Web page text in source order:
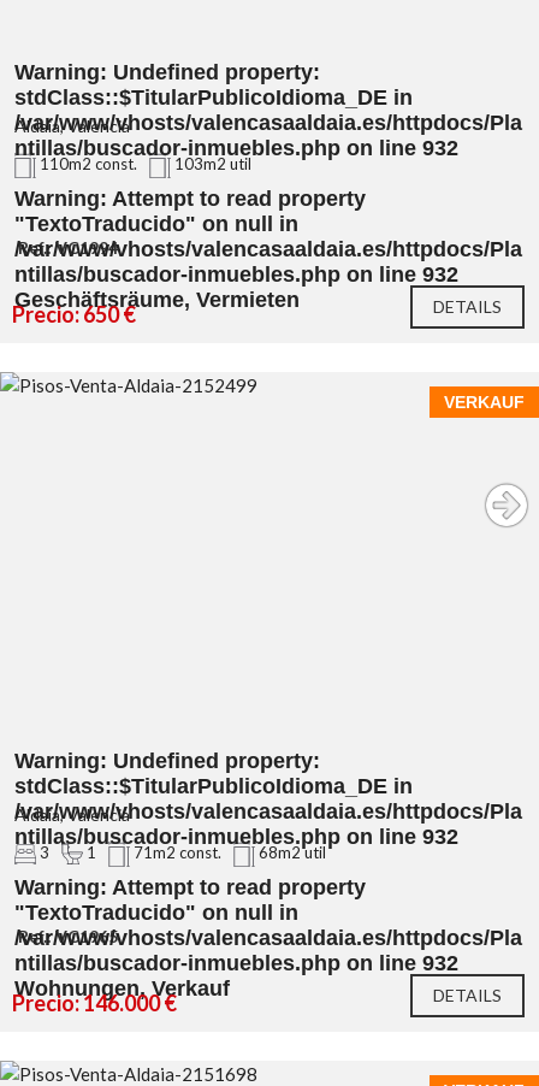
Warning: Undefined property:
stdClass::$TitularPublicoIdioma_DE in
/var/www/vhosts/valencasaaldaia.es/httpdocs/Pla
ntillas/buscador-inmuebles.php on line 932
Warning: Attempt to read property
"TextoTraducido" on null in
/var/www/vhosts/valencasaaldaia.es/httpdocs/Pla
ntillas/buscador-inmuebles.php on line 932
Geschäftsräume, Vermieten
Aldaia, Valencia
110m2 const. 103m2 util
Ref.: VC1994
Precio: 650 € DETAILS
VERKAUF
Warning: Undefined property:
stdClass::$TitularPublicoIdioma_DE in
/var/www/vhosts/valencasaaldaia.es/httpdocs/Pla
ntillas/buscador-inmuebles.php on line 932
Warning: Attempt to read property
"TextoTraducido" on null in
/var/www/vhosts/valencasaaldaia.es/httpdocs/Pla
ntillas/buscador-inmuebles.php on line 932
Wohnungen, Verkauf
Aldaia, Valencia
3 1 71m2 const. 68m2 util
Ref.: VC1965
Precio: 146.000 € DETAILS